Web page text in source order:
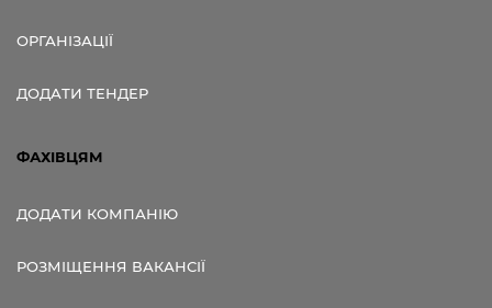
ОРГАНІЗАЦІЇ
ДОДАТИ ТЕНДЕР
ФАХІВЦЯМ
ДОДАТИ КОМПАНІЮ
РОЗМІЩЕННЯ ВАКАНСІЇ